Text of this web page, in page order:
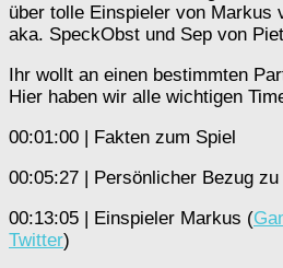
über tolle Einspieler von Markus
aka. SpeckObst und Sep von
Ihr wollt an einen bestimmten
Hier haben wir alle wichtigen
00:01:00 | Fakten zum Spiel
00:05:27 | Persönlicher Bezug
00:13:05 | Einspieler Markus (
Twitter)